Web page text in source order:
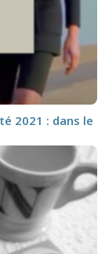
2021 : dans le